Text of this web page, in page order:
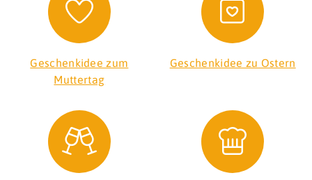
Geschenkidee zum
Muttertag
Geschenkidee zu Ostern